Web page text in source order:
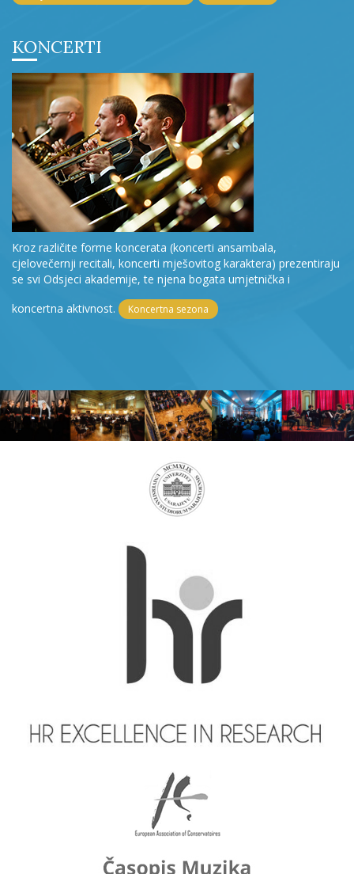
KONCERTI
Kroz različite forme koncerata (koncerti ansambala,
cjelovečernji recitali, koncerti mješovitog karaktera) prezentiraju
se svi Odsjeci akademije, te njena bogata umjetnička i
koncertna aktivnost.
Koncertna sezona